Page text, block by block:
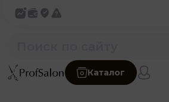
Каталог